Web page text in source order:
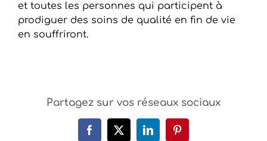
et toutes les personnes qui participent à
prodiguer des soins de qualité en fin de vie
en souffriront.
Partagez sur vos réseaux sociaux
Facebook
X LinkedInPinterest